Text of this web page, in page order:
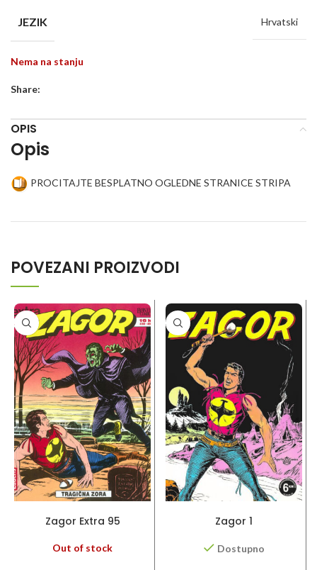
JEZIK Hrvatski
Nema na stanju
Share:
OPIS
Opis
PROCITAJTE BESPLATNO OGLEDNE STRANICE STRIPA
POVEZANI PROIZVODI
Zagor Extra 95
Out of stock
Zagor 1
Dostupno